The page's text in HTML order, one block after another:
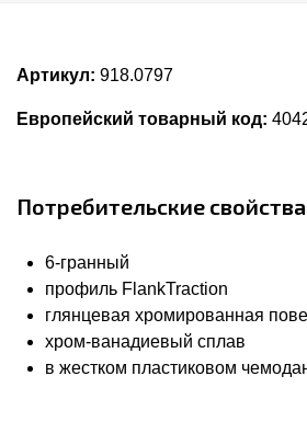
Артикул: 918.0797
Европейский товарный код:
Потребительские
6-гранный
профиль FlankTraction
глянцевая хромированная
хром-ванадиевый сплав
в жестком пластиковом